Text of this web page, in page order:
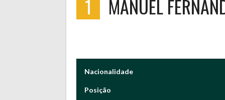
1 MANUEL
Nacionalidade
Posição